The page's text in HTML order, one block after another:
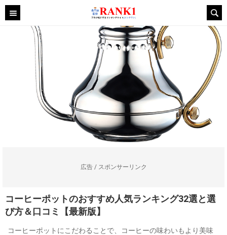
広告 / スポンサーリンク
コーヒーポットのおすすめ人気ランキング32選と選
び方＆口コミ【最新版】
コーヒーポットにこだわることで、コーヒーの味わいもより美味